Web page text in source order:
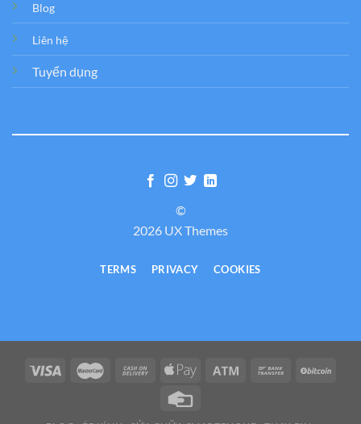
Blog
Liên hệ
Tuyển dụng
©
2026 UX Themes
TERMS PRIVACY COOKIES